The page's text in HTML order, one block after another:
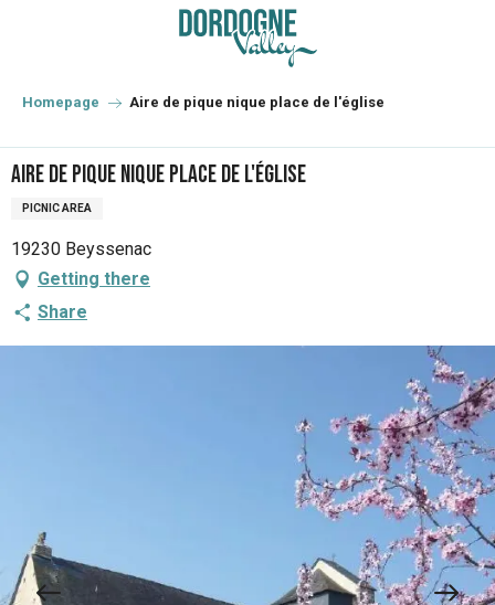
principal
Homepage Aire de pique nique place de l'église
Aire de pique nique place de l'église
PICNIC AREA
19230 Beyssenac
Getting there
Share